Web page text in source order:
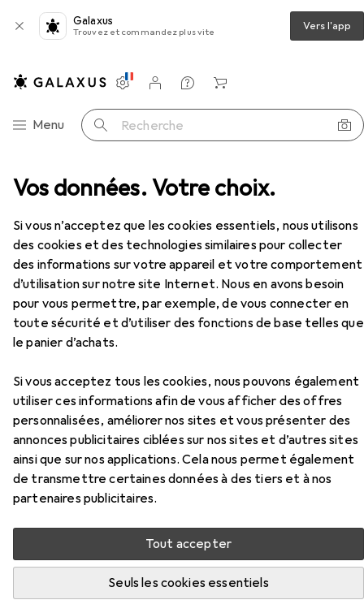
Vos données. Votre choix.
Si vous n’acceptez que les cookies essentiels, nous utilisons
des cookies et des technologies similaires pour collecter
des informations sur votre appareil et votre comportement
d’utilisation sur notre site Internet. Nous en avons besoin
pour vous permettre, par exemple, de vous connecter en
toute sécurité et d’utiliser des fonctions de base telles que
le panier d’achats.
Si vous acceptez tous les cookies, nous pouvons également
utiliser ces informations afin de vous afficher des offres
personnalisées, améliorer nos sites et vous présenter des
annonces publicitaires ciblées sur nos sites et d’autres sites
ainsi que sur nos applications. Cela nous permet également
de transmettre certaines données à des tiers et à nos
partenaires publicitaires.
Tout accepter
Seuls les cookies essentiels
Galaxus
Trouvez et commandez plus vite Vers l'app
Navigation par catégorie
Menu Recherche
Paramètres
Compte client
Listes de comparaison
Listes d'envies
Panier
de cuisine Micro-ondes Sharp R742INW
168,06
SharpR742INW
25 l
Accessoires pour Sharp R742INW
produit Sharp R742INW de la catégorie Ustensile de
cuisine : accessoires.
Pertinence
Liste des produits
REMISE QUANTITATIVE
à partir de 2 pièces
Couverture micro-ondes